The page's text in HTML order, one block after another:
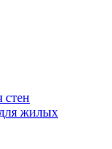
стен
жилых